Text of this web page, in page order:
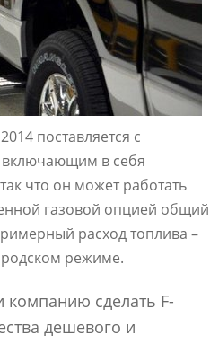
поставляется с
включающим в себя
что он может работать
газовой опцией общий
расход топлива –
режиме.
компанию сделать F-
дешевого и